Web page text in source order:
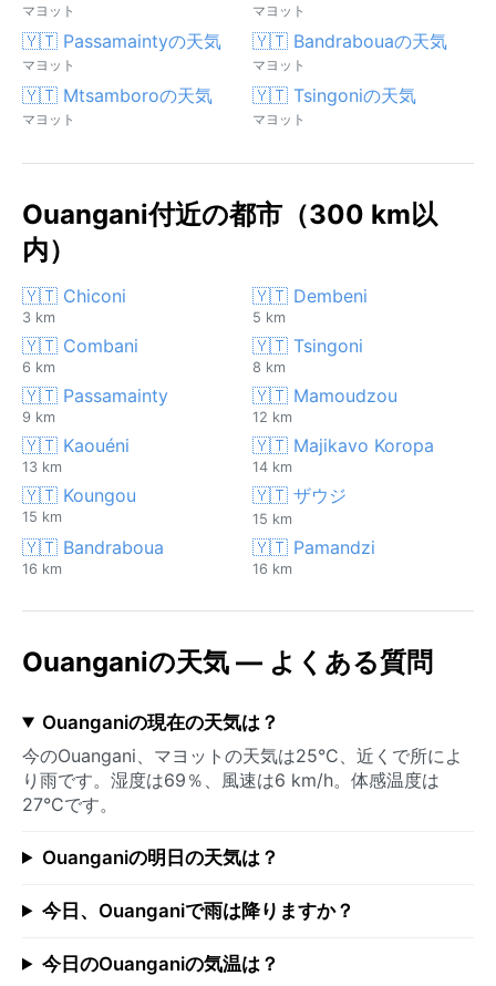
マヨット マヨット
🇾🇹 Passamaintyの天気
マヨット
🇾🇹 Bandrabouaの天気
マヨット
🇾🇹 Mtsamboroの天気
マヨット
🇾🇹 Tsingoniの天気
マヨット
Ouangani付近の都市（300 km以
内）
🇾🇹 Chiconi
3 km
🇾🇹 Dembeni
5 km
🇾🇹 Combani
6 km
🇾🇹 Tsingoni
8 km
🇾🇹 Passamainty
9 km
🇾🇹 Mamoudzou
12 km
🇾🇹 Kaouéni
13 km
🇾🇹 Majikavo Koropa
14 km
🇾🇹 Koungou
15 km
🇾🇹 ザウジ
15 km
🇾🇹 Bandraboua
16 km
🇾🇹 Pamandzi
16 km
Ouanganiの天気 — よくある質問
Ouanganiの現在の天気は？
今のOuangani、マヨットの天気は25°C、近くで所によ
り雨です。湿度は69％、風速は6 km/h。体感温度は
27°Cです。
Ouanganiの明日の天気は？
今日、Ouanganiで雨は降りますか？
今日のOuanganiの気温は？